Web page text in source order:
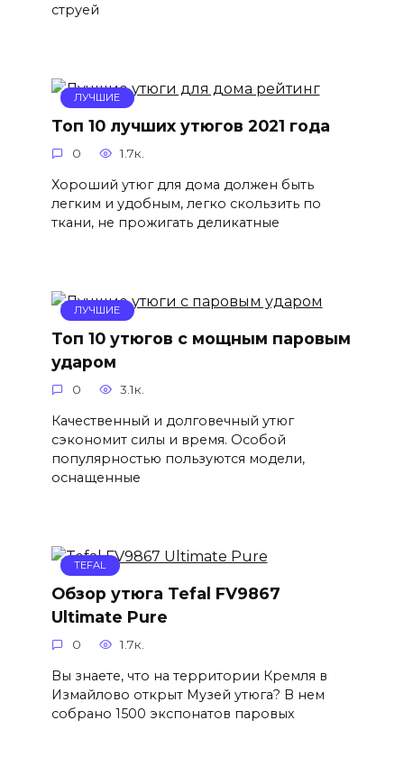
струей
ЛУЧШИЕ
Топ 10 лучших утюгов 2021 года
0 1.7к.
Хороший утюг для дома должен быть
легким и удобным, легко скользить по
ткани, не прожигать деликатные
ЛУЧШИЕ
Топ 10 утюгов с мощным паровым
ударом
0 3.1к.
Качественный и долговечный утюг
сэкономит силы и время. Особой
популярностью пользуются модели,
оснащенные
TEFAL
Обзор утюга Tefal FV9867
Ultimate Pure
0 1.7к.
Вы знаете, что на территории Кремля в
Измайлово открыт Музей утюга? В нем
собрано 1500 экспонатов паровых